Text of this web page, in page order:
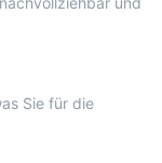
Sie für die